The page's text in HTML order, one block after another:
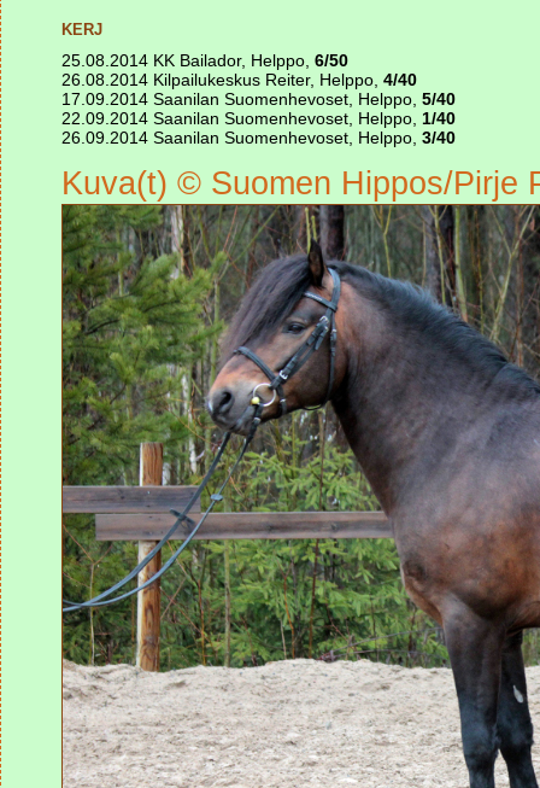
KERJ
25.08.2014 KK Bailador, Helppo, 6/50
26.08.2014 Kilpailukeskus Reiter, Helppo, 4/40
17.09.2014 Saanilan Suomenhevoset, Helppo, 5/40
22.09.2014 Saanilan Suomenhevoset, Helppo, 1/40
26.09.2014 Saanilan Suomenhevoset, Helppo, 3/40
Kuva(t) © Suomen Hippos/Pirje